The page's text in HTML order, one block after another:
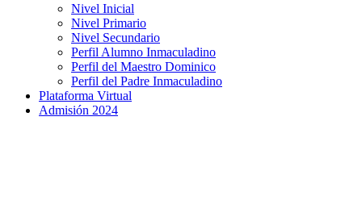
Nivel Inicial
Nivel Primario
Nivel Secundario
Perfil Alumno Inmaculadino
Perfil del Maestro Dominico
Perfil del Padre Inmaculadino
Plataforma Virtual
Admisión 2024